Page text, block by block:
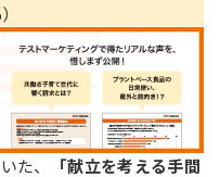
た、
「献立を考える手間